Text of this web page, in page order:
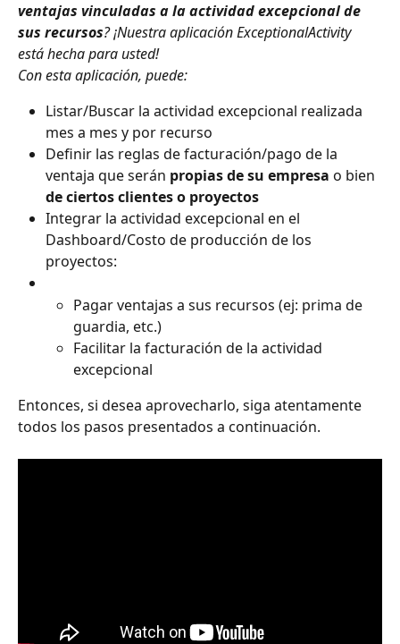
ventajas vinculadas a la actividad excepcional de
sus recursos? ¡Nuestra aplicación ExceptionalActivity
está hecha para usted!
Con esta aplicación, puede:
Listar/Buscar la actividad excepcional realizada
mes a mes y por recurso
Definir las reglas de facturación/pago de la
ventaja que serán propias de su empresa o bien
de ciertos clientes o proyectos
Integrar la actividad excepcional en el
Dashboard/Costo de producción de los
proyectos:
Pagar ventajas a sus recursos (ej: prima de
guardia, etc.)
Facilitar la facturación de la actividad
excepcional
Entonces, si desea aprovecharlo, siga atentamente
todos los pasos presentados a continuación.